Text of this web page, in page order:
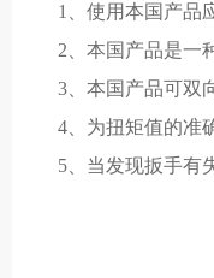
1、使用本国产品
2、本国产品是一
3、本国产品可双
4、为扭矩值的准
5、当发现扳手有